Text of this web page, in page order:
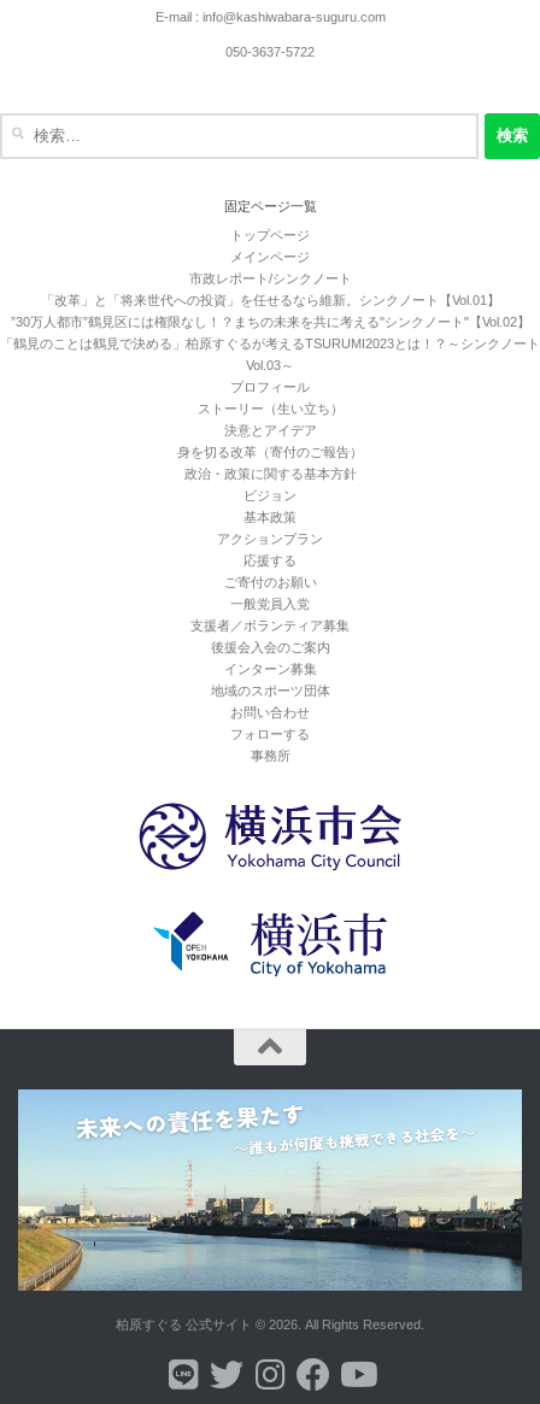
E-mail : info@kashiwabara-suguru.com
050-3637-5722
固定ページ一覧
トップページ
メインページ
市政レポート/シンクノート
「改革」と「将来世代への投資」を任せるなら維新。シンクノート【Vol.01】
”30万人都市”鶴見区には権限なし！？まちの未来を共に考える"シンクノート"【Vol.02】
「鶴見のことは鶴見で決める」柏原すぐるが考えるTSURUMI2023とは！？～シンクノート
Vol.03～
プロフィール
ストーリー（生い立ち）
決意とアイデア
身を切る改革（寄付のご報告）
政治・政策に関する基本方針
ビジョン
基本政策
アクションプラン
応援する
ご寄付のお願い
一般党員入党
支援者／ボランティア募集
後援会入会のご案内
インターン募集
地域のスポーツ団体
お問い合わせ
フォローする
事務所
柏原すぐる 公式サイト © 2026. All Rights Reserved.